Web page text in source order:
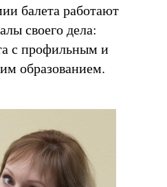
балета работают
своего дела:
с профильным и
образованием.